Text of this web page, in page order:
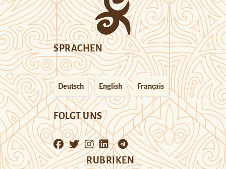
SPRACHEN
Deutsch English Français
FOLGT UNS
RUBRIKEN